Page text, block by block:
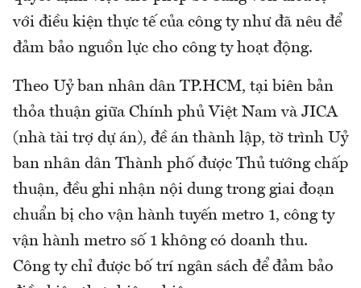
với điều kiện thực tế của công ty như đã nêu để
đảm bảo nguồn lực cho công ty hoạt động.
Theo Uỷ ban nhân dân TP.HCM, tại biên bản
thỏa thuận giữa Chính phủ Việt Nam và JICA
(nhà tài trợ dự án), đề án thành lập, tờ trình Uỷ
ban nhân dân Thành phố được Thủ tướng chấp
thuận, đều ghi nhận nội dung trong giai đoạn
chuẩn bị cho vận hành tuyến metro 1, công ty
vận hành metro số 1 không có doanh thu.
Công ty chỉ được bố trí ngân sách để đảm bảo